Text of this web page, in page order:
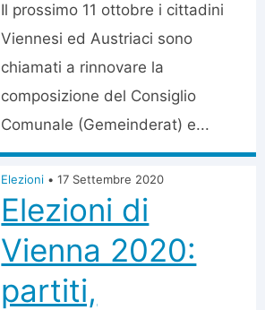
Il prossimo 11 ottobre i cittadini
Viennesi ed Austriaci sono
chiamati a rinnovare la
composizione del Consiglio
Comunale (Gemeinderat) e...
Elezioni • 17 Settembre 2020
Elezioni di
Vienna 2020:
partiti,